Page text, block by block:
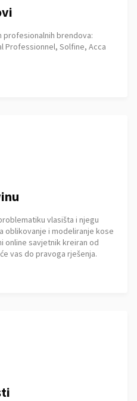
brendova:
Professionnel, Solfine, Acca
vlasišta i njegu
oblikovanje i modeliranje kose
online savjetnik kreiran od
vas do pravoga rješenja.